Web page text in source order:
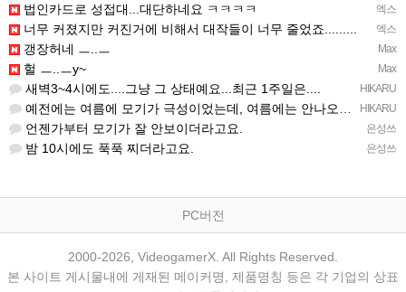
엑스
법인카드로 성접대...대단하네요 ㅋㅋㅋㅋ
엑스
너무 커졌지만 커진거에 비해서 대작들이 너무 줄었죠.........
Max
갱장허네 ㅡ..ㅡ
Max
헐 ㅡ..ㅡy~
HIKARU
새벽3~4시에도....그냥 그 상태예요...최근 1주일은....
HIKARU
예전에는 여름에 모기가 극성이었는데, 여름에는 안나오는 것 같은.....ㅎ ㅎ)
은성쓰
언젠가부터 모기가 잘 안보이더라고요.
은성쓰
밤 10시에도 푹푹 찌더라고요.
PC버전
2000-2026, VideogamerX. All Rights Reserved.
본 사이트 게시물내에 게재된 메이커명, 제품명칭 등은 각 기업의 상표